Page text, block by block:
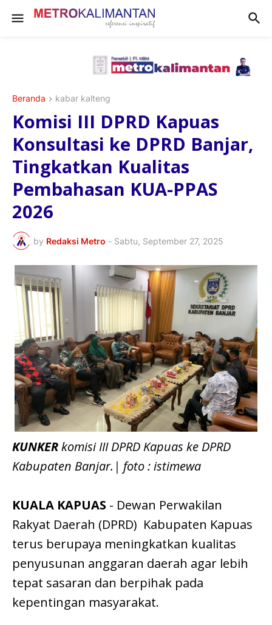
Beranda kabar kalteng
Komisi III DPRD Kapuas
Konsultasi ke DPRD Banjar,
Tingkatkan Kualitas
Pembahasan KUA-PPAS
2026
by Redaksi Metro - Sabtu, September 27, 2025
KUNKERkomisi III DPRD Kapuas ke DPRD
Kabupaten Banjar.| foto : istimewa
KUALA KAPUAS - Dewan Perwakilan
Rakyat Daerah (DPRD) Kabupaten Kapuas
terus berupaya meningkatkan kualitas
penyusunan anggaran daerah agar lebih
tepat sasaran dan berpihak pada
kepentingan masyarakat.